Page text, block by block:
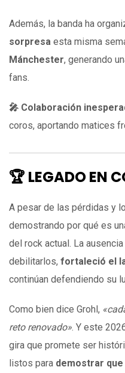
Además, la banda ha
sorpresa esta misma
Mánchester, generando
fans.
🎤 Colaboración
coros, aportando matices
🏆 LEGADO EN
A pesar de las pérdidas y
demostrando por qué es
del rock actual. La
debilitarlos, fortaleció el
continúan defendiendo su
Como bien dice Grohl,
reto renovado». Y este
gira que promete ser
listos para demostrar